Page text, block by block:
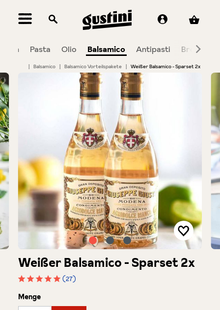
springen
Pasta Olio Balsamico Antipasti Brot
| Balsamico | Balsamico Vorteilspakete | Weißer Balsamico - Sparset 2x
Bildergalerie überspringen
Weißer Balsamico - Sparset 2x
(27)
Mengeauswählen